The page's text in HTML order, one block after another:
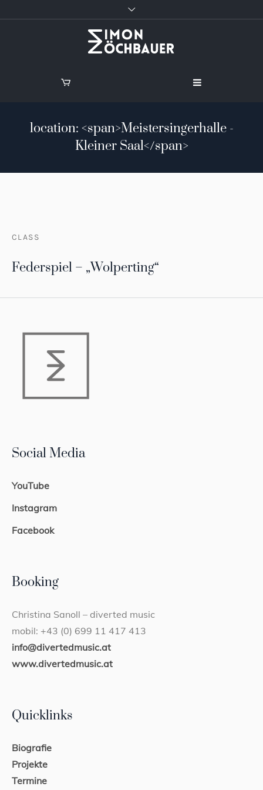
location: <span>Meistersingerhalle -
Kleiner Saal</span>
CLASS
Federspiel – „Wolperting“
Social Media
YouTube
Instagram
Facebook
Booking
Christina Sanoll – diverted music
mobil: +43 (0) 699 11 417 413
info@divertedmusic.at
www.divertedmusic.at
Quicklinks
Biografie
Projekte
Termine